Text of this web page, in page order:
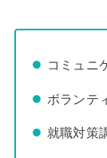
コミュニ
ボランテ
就職対策